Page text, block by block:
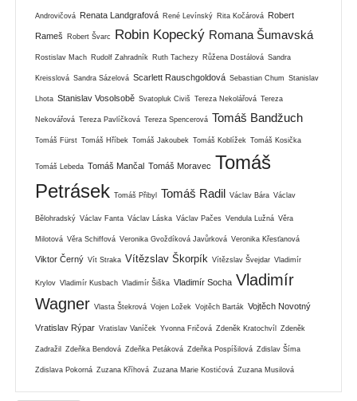
Androvičová Renata Landgrafová René Levínský Rita Kočárová Robert
Rameš Robert Švarc Robin Kopecký Romana Šumavská
Rostislav Mach Rudolf Zahradník Ruth Tachezy Růžena Dostálová Sandra
Kreisslová Sandra Sázelová Scarlett Rauschgoldová Sebastian Chum Stanislav
Lhota Stanislav Vosolsobě Svatopluk Civiš Tereza Nekolářová Tereza
Nekovářová Tereza Pavlíčková Tereza Spencerová Tomáš Bandžuch
Tomáš Fürst Tomáš Hříbek Tomáš Jakoubek Tomáš Koblížek Tomáš Kosička
Tomáš Lebeda Tomáš Mančal Tomáš Moravec Tomáš
Petrásek Tomáš Přibyl Tomáš Radil Václav Bára Václav
Bělohradský Václav Fanta Václav Láska Václav Pačes Vendula Lužná Věra
Milotová Věra Schiffová Veronika Gvoždíková Javůrková Veronika Křesťanová
Viktor Černý Vít Straka Vítězslav Škorpík Vítězslav Švejdar Vladimír
Krylov Vladimír Kusbach Vladimír Šiška Vladimír Socha Vladimír
Wagner Vlasta Štekrová Vojen Ložek Vojtěch Barták Vojtěch Novotný
Vratislav Rýpar Vratislav Vaníček Yvonna Fričová Zdeněk Kratochvíl Zdeněk
Zadražil Zdeňka Bendová Zdeňka Petáková Zdeňka Pospíšilová Zdislav Šíma
Zdislava Pokorná Zuzana Kříhová Zuzana Marie Kostićová Zuzana Musilová